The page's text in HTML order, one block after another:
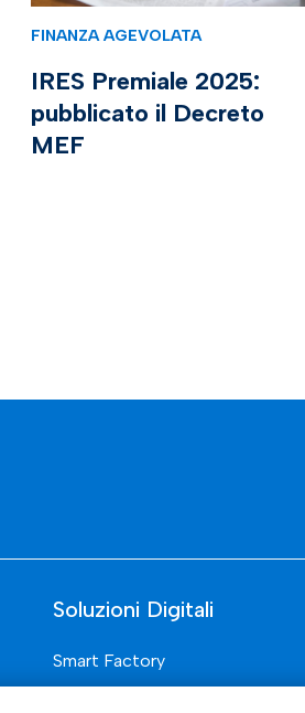
FINANZA AGEVOLATA
IRES Premiale 2025:
pubblicato il Decreto
MEF
Soluzioni Digitali
Smart Factory